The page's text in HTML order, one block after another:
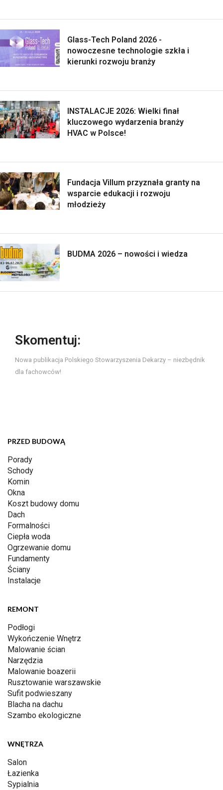
Glass-Tech Poland 2026 -
nowoczesne technologie szkła i
kierunki rozwoju branży
INSTALACJE 2026: Wielki finał
kluczowego wydarzenia branży
HVAC w Polsce!
Fundacja Villum przyznała granty na
wsparcie edukacji i rozwoju
młodzieży
BUDMA 2026 – nowości i wiedza
Skomentuj:
Nowa publikacja Polskiego Stowarzyszenia Dekarzy – niezbędnik
dla fachowców!
PRZED BUDOWĄ
Porady
Schody
Komin
Okna
Koszt budowy domu
Dach
Formalności
Ciepła woda
Ogrzewanie domu
Fundamenty
Ściany
Instalacje
REMONT
Podłogi
Wykończenie Wnętrz
Malowanie ścian
Narzędzia
Malowanie boazerii
Rusztowanie warszawskie
Sufit podwieszany
Blacha na dachu
Szambo ekologiczne
WNĘTRZA
Salon
Łazienka
Sypialnia